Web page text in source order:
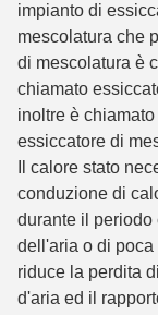
impianto di
mescolatura che
di mescolatura è
chiamato
inoltre è
essiccatore di
Il calore stato
conduzione di
durante il
dell'aria o di
riduce la perdita
d'aria ed il